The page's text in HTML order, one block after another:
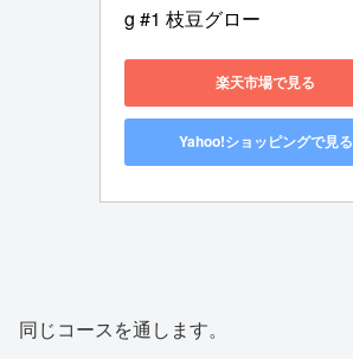
g #1 枝豆グロー
楽天市場で見る
Yahoo!ショッピングで見る
同じコースを通します。